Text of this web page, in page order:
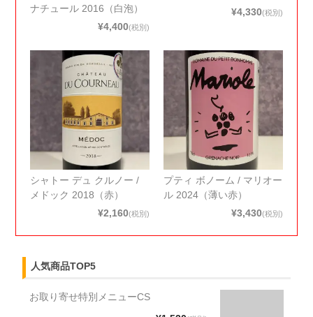
ナチュール 2016（白泡）
¥4,400(税別)
¥4,330(税別)
シャトー デュ クルノー /
メドック 2018（赤）
¥2,160(税別)
プティ ボノーム / マリオー
ル 2024（薄い赤）
¥3,430(税別)
人気商品TOP5
お取り寄せ特別メニューCS